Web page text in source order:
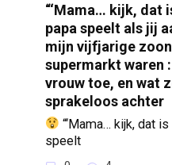
“‘Mama… kijk, dat
papa speelt als jij
mijn vijfjarige
supermarkt waren
vrouw toe, en wat
sprakeloos achter
“‘Mama… kijk, dat
speelt